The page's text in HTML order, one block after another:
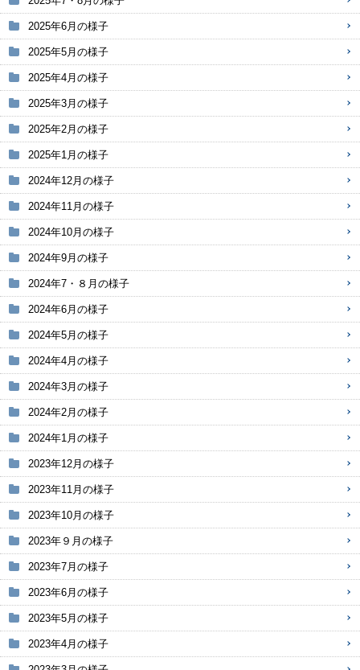
2025年6月の様子
2025年5月の様子
2025年4月の様子
2025年3月の様子
2025年2月の様子
2025年1月の様子
2024年12月の様子
2024年11月の様子
2024年10月の様子
2024年9月の様子
2024年7・８月の様子
2024年6月の様子
2024年5月の様子
2024年4月の様子
2024年3月の様子
2024年2月の様子
2024年1月の様子
2023年12月の様子
2023年11月の様子
2023年10月の様子
2023年９月の様子
2023年7月の様子
2023年6月の様子
2023年5月の様子
2023年4月の様子